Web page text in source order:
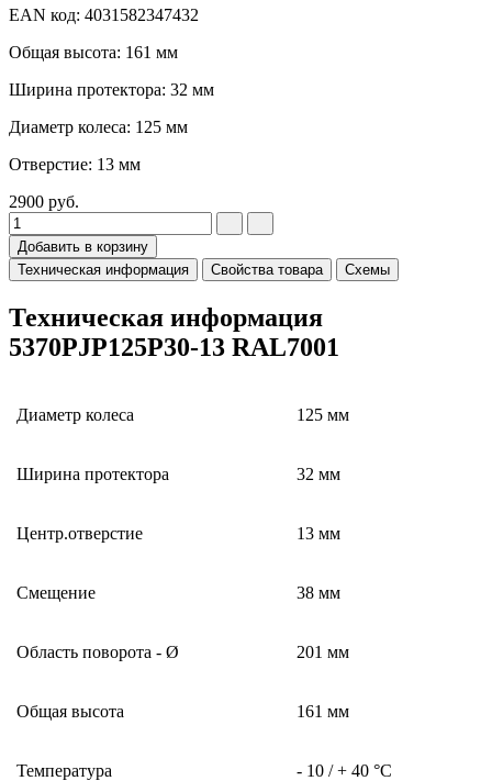
EAN код: 4031582347432
Общая высота: 161 мм
Ширина протектора: 32 мм
Диаметр колеса: 125 мм
Отверстие: 13 мм
2900 руб.
Добавить в корзину
Техническая информация
Свойства товара Схемы
Техническая информация
5370PJP125P30-13 RAL7001
Диаметр колеса 125 мм
Ширина протектора 32 мм
Центр.отверстие 13 мм
Смещение 38 мм
Область поворота - Ø 201 мм
Общая высота 161 мм
Температура - 10 / + 40 °C